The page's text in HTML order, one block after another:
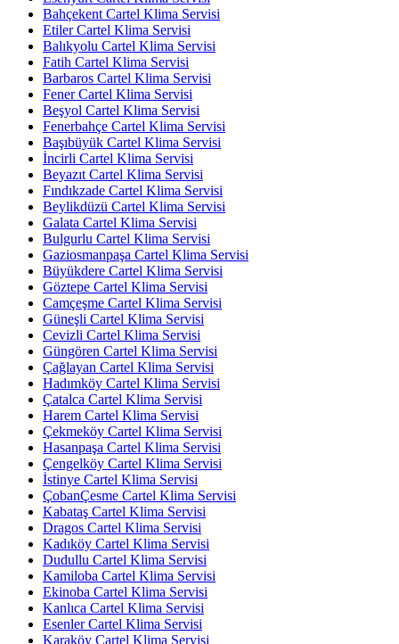
Bahçekent Cartel Klima Servisi
Etiler Cartel Klima Servisi
Balıkyolu Cartel Klima Servisi
Fatih Cartel Klima Servisi
Barbaros Cartel Klima Servisi
Fener Cartel Klima Servisi
Beşyol Cartel Klima Servisi
Fenerbahçe Cartel Klima Servisi
Başıbüyük Cartel Klima Servisi
İncirli Cartel Klima Servisi
Beyazıt Cartel Klima Servisi
Fındıkzade Cartel Klima Servisi
Beylikdüzü Cartel Klima Servisi
Galata Cartel Klima Servisi
Bulgurlu Cartel Klima Servisi
Gaziosmanpaşa Cartel Klima Servisi
Büyükdere Cartel Klima Servisi
Göztepe Cartel Klima Servisi
Camçeşme Cartel Klima Servisi
Güneşli Cartel Klima Servisi
Cevizli Cartel Klima Servisi
Güngören Cartel Klima Servisi
Çağlayan Cartel Klima Servisi
Hadımköy Cartel Klima Servisi
Çatalca Cartel Klima Servisi
Harem Cartel Klima Servisi
Çekmeköy Cartel Klima Servisi
Hasanpaşa Cartel Klima Servisi
Çengelköy Cartel Klima Servisi
İstinye Cartel Klima Servisi
ÇobanÇesme Cartel Klima Servisi
Kabataş Cartel Klima Servisi
Dragos Cartel Klima Servisi
Kadıköy Cartel Klima Servisi
Dudullu Cartel Klima Servisi
Kamiloba Cartel Klima Servisi
Ekinoba Cartel Klima Servisi
Kanlıca Cartel Klima Servisi
Esenler Cartel Klima Servisi
Karaköy Cartel Klima Servisi